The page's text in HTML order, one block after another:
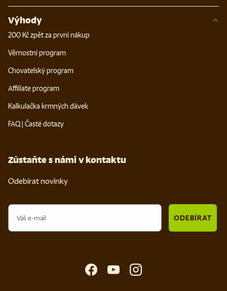
Výhody
200 Kč zpět za první nákup
Věrnostní program
Chovatelský program
Affiliate program
Kalkulačka krmných dávek
FAQ | Časté dotazy
Zůstaňte s námi v kontaktu
Odebírat novinky
Email
ODEBÍRAT
FacebookYouTubeInstagram